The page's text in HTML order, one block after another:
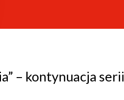
– kontynuacja serii